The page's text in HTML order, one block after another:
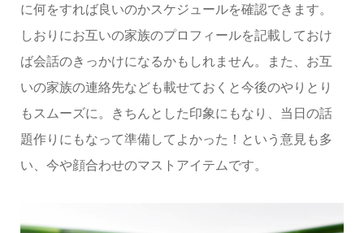
に何をすれば良いのかスケジュールを確認できます。
しおりにお互いの家族のプロフィールを記載しておけ
ば会話のきっかけになるかもしれません。また、お互
いの家族の連絡先なども載せておくと今後のやりとり
もスムーズに。きちんとした印象にもなり、当日の話
題作りにもなって準備してよかった！という意見も多
い、今や顔合わせのマストアイテムです。